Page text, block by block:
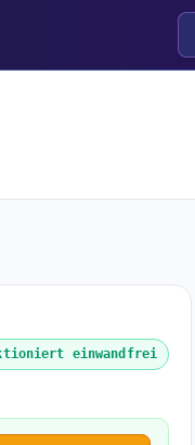
einwandfrei